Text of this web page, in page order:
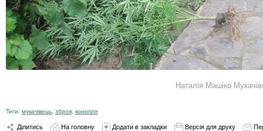
Наталія Машіко
Теги: мукачівець зброя конопля
Ділитись На головну Додати в закладки Версія для друку